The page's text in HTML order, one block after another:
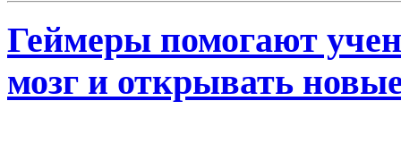
Геймеры помогают
мозг и открывать